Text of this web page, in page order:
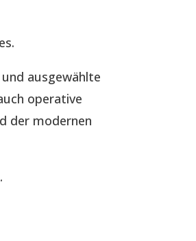
ausgewählte
operative
der modernen